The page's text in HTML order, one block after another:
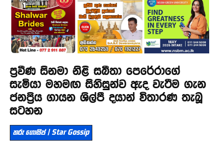
ප්‍රවීණ සිනමා නිළි සබීතා පෙරේරාගේ
සැමියා මහමඟ සිහිසුන්ව ඇද වැටීම ගැන
ජනප්‍රිය ගායන ශිල්පී දයාන් විතාරණ තැබූ
සටහන
තරු ගොසිප් | Star Gossip